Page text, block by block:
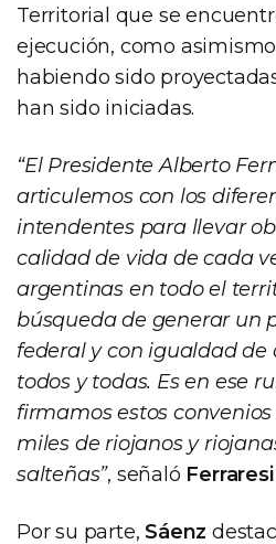
Territorial que se
ejecución, como
habiendo sido
han sido iniciadas.
“El Presidente Alberto
articulemos con los
intendentes para llevar
calidad de vida de cada
argentinas en todo el
búsqueda de generar un
federal y con igualdad
todos y todas. Es en ese
firmamos estos
miles de riojanos y
salteñas”, señaló Ferraresi
Por su parte,Sáenz